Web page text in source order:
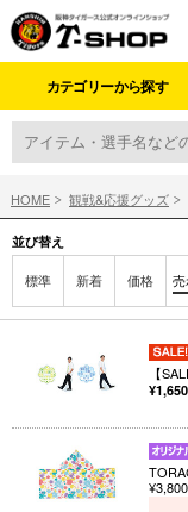
カテゴリーから探す
HOME 観戦&応援グッズ
並び替え
標準 新着 価格
【
¥3,800